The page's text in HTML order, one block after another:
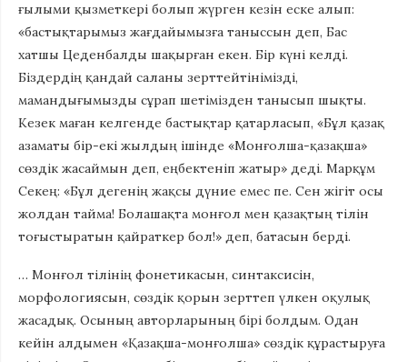
ғылыми қызметкері болып жүрген кезін еске алып:
«бастықтарымыз жағдайымызға таныссын деп, Бас
хатшы Цеденбалды шақырған екен. Бір күні келді.
Біздердің қандай саланы зерттейтінімізді,
мамандығымызды сұрап шетімізден танысып шықты.
Кезек маған келгенде бастықтар қатарласып, «Бұл қазақ
азаматы бір-екі жылдың ішінде «Монғолша-қазақша»
сөздік жасаймын деп, еңбектеніп жатыр» деді. Марқұм
Секең: «Бұл дегенің жақсы дүние емес пе. Сен жігіт осы
жолдан тайма! Болашақта монғол мен қазақтың тілін
тоғыстыратын қайраткер бол!» деп, батасын берді.
… Монғол тілінің фонетикасын, синтаксисін,
морфологиясын, сөздік қорын зерттеп үлкен оқулық
жасадық. Осының авторларының бірі болдым. Одан
кейін алдымен «Қазақша-монғолша» сөздік құрастыруға